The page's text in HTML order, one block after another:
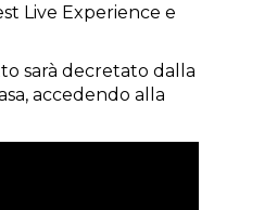
Live Experience e
sarà decretato dalla
accedendo alla